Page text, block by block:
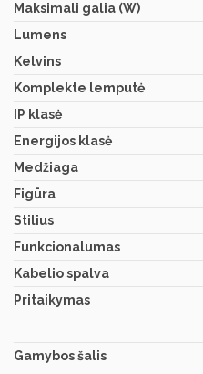
Maksimali galia (W)
Lumens
Kelvins
Komplekte lemputė
IP klasė
Energijos klasė
Medžiaga
Figūra
Stilius
Funkcionalumas
Kabelio spalva
Pritaikymas
Gamybos šalis